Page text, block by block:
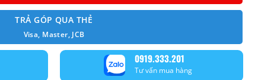
TRẢ GÓP QUA THẺ
Visa, Master, JCB
0919.333.201
Tư vấn mua hàng